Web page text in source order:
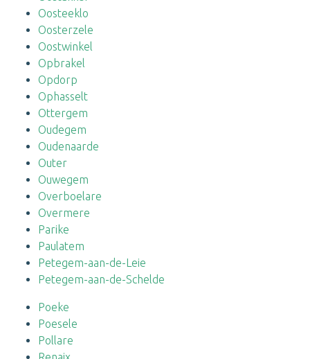
Oosteeklo
Oosterzele
Oostwinkel
Opbrakel
Opdorp
Ophasselt
Ottergem
Oudegem
Oudenaarde
Outer
Ouwegem
Overboelare
Overmere
Parike
Paulatem
Petegem-aan-de-Leie
Petegem-aan-de-Schelde
Poeke
Poesele
Pollare